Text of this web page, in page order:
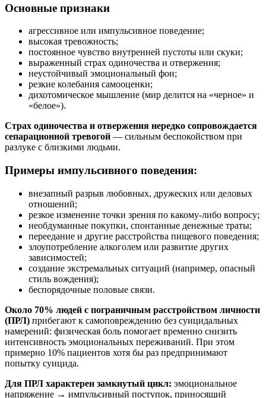
Основные признаки
агрессивное или импульсивное поведение;
высокая тревожность;
постоянное чувство внутренней пустоты или скуки;
выраженный страх одиночества и отвержения;
неустойчивый эмоциональный фон;
резкие колебания самооценки;
дихотомическое мышление (мир делится на «черное» и
«белое»).
Страх одиночества и отвержения нередко сопровождается
сепарационной тревогой — сильным беспокойством при
разлуке с близкими людьми.
Примеры импульсивного поведения:
внезапный разрыв любовных, дружеских или деловых
отношений;
резкое изменение точки зрения по какому-либо вопросу;
необдуманные покупки, спонтанные денежные траты;
переедание и другие расстройства пищевого поведения;
злоупотребление алкоголем или развитие других
зависимостей;
создание экстремальных ситуаций (например, опасный
стиль вождения);
беспорядочные половые связи.
Около 70% людей с пограничным расстройством личности
(ПРЛ) прибегают к самоповреждению без суицидальных
намерений: физическая боль помогает временно снизить
интенсивность эмоциональных переживаний. При этом
примерно 10% пациентов хотя бы раз предпринимают
попытку суицида.
Для ПРЛ характерен замкнутый цикл: эмоциональное
напряжение → импульсивный поступок, приносящий